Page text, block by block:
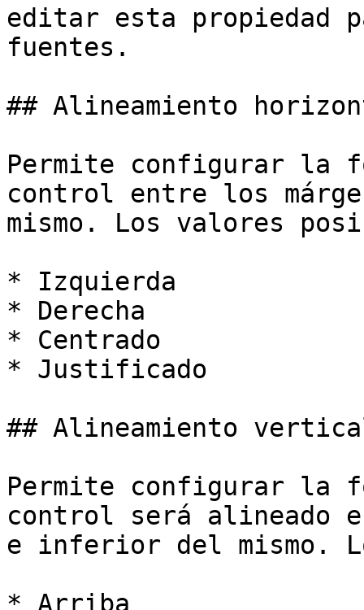
editar esta propiedad
fuentes.
## Alineamiento
Permite configurar la
control entre los
mismo. Los valores
* Izquierda
* Derecha
* Centrado
* Justificado
## Alineamiento
Permite configurar la
control será alineado
e inferior del mismo.
* Arriba